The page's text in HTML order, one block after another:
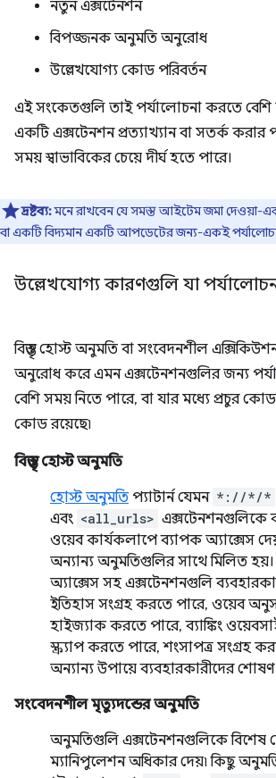
নতুন এক্সটেনশন
বিপজ্জনক অনুমতি অনুরোধ
উল্লেখযোগ্য কোড পরিবর্তন
এই সংকেতগুলি তাই পর্যালোচনা করতে বেশি
একটি এক্সটেনশন প্রত্যাখ্যান বা সতর্ক করার
সময় স্বাভাবিকের চেয়ে দীর্ঘ হতে পারে।
দ্রষ্টব্য:মনে রাখবেন যে সমস্ত আইটেম জমা
বা একটি বিদ্যমান একটি আপডেটের জন্য-একই পর্যালোচনা
উল্লেখযোগ্য কারণগুলি যা
বিস্তৃত হোস্ট অনুমতি বা সংবেদনশীল
অনুরোধ করে এমন এক্সটেনশনগুলির জন্য
বেশি সময় নিতে পারে, বা যার মধ্যে প্রচুর
কোড রয়েছে৷
বিস্তৃত হোস্ট অনুমতি
হোস্ট অনুমতি প্যাটার্ন যেমন *://*/*
এবং <all_urls> এক্সটেনশনগুলিকে
ওয়েব কার্যকলাপে ব্যাপক অ্যাক্সেস
অন্যান্য অনুমতিগুলির সাথে মিলিত
অ্যাক্সেস সহ এক্সটেনশনগুলি
ইতিহাস সংগ্রহ করতে পারে, ওয়েব
হাইজ্যাক করতে পারে, ব্যাঙ্কিং
স্ক্র্যাপ করতে পারে, শংসাপত্র সংগ্রহ
অন্যান্য উপায়ে ব্যবহারকারীদের
সংবেদনশীল মৃত্যুদন্ডের অনুমতি
অনুমতিগুলি এক্সটেনশনগুলিকে বিশেষ
ম্যানিপুলেশন অধিকার দেয়৷ কিছু